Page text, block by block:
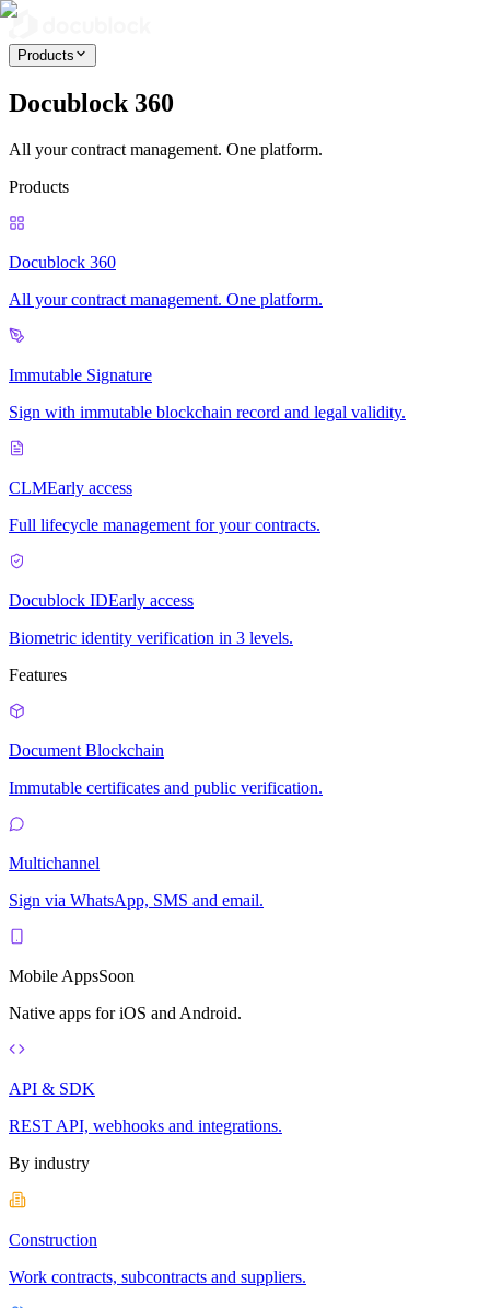
Products
Docublock 360
All your contract management. One platform.
Products
Docublock 360
All your contract management. One platform.
Immutable Signature
Sign with immutable blockchain record and legal validity.
CLMEarly access
Full lifecycle management for your contracts.
Docublock IDEarly access
Biometric identity verification in 3 levels.
Features
Document Blockchain
Immutable certificates and public verification.
Multichannel
Sign via WhatsApp, SMS and email.
Mobile AppsSoon
Native apps for iOS and Android.
API & SDK
REST API, webhooks and integrations.
By industry
Construction
Work contracts, subcontracts and suppliers.